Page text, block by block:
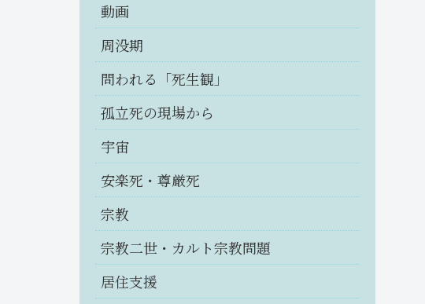
動画
周没期
問われる「死生観」
孤立死の現場から
宇宙
安楽死・尊厳死
宗教
宗教二世・カルト宗教問題
居住支援